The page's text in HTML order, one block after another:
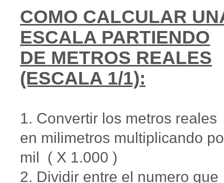
COMO CALCULAR
ESCALA PARTIENDO
DE METROS REALES
(ESCALA 1/1):
1. Convertir los metros reales
en milimetros multiplicando
mil ( X 1.000 )
2. Dividir entre el numero que